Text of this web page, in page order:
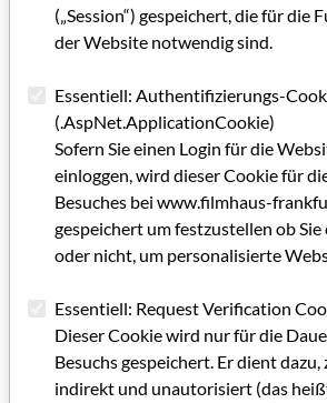
Editorial GRIP 27
Auf Konsolidierungskurs
Abseits der Goldgräberstimmung
Im Umbruch
Lebende Leichen und lange Nächte
Hervorragende Perspektive
Kunsthochschulen, bewegt euch und
(„Session“) gespeichert, die für die
der Website notwendig sind.
Essentiell: Authentifizierungs-
(.AspNet.ApplicationCookie)
Sofern Sie einen Login für die
einloggen, wird dieser Cookie für
Besuches bei www.filmhaus-
gespeichert um festzustellen ob
oder nicht, um personalisierte
Essentiell: Request Verification
Dieser Cookie wird nur für die
Besuchs gespeichert. Er dient
indirekt und unautorisiert (das